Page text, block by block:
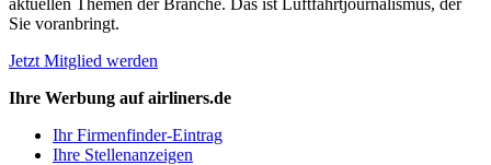
Sie voranbringt.
Jetzt Mitglied werden
Ihre Werbung auf airliners.de
Ihr Firmenfinder-Eintrag
Ihre Stellenanzeigen